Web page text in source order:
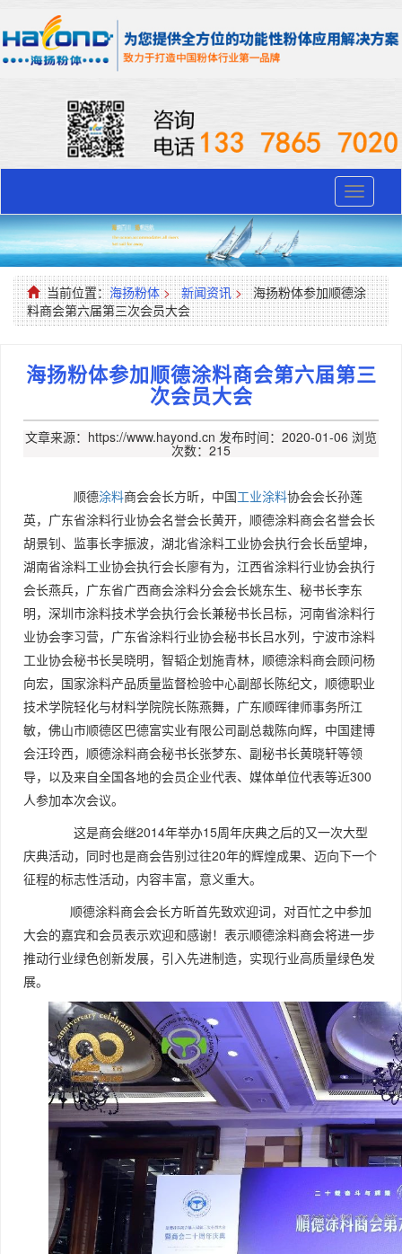
Toggle
当前位置：海扬粉体 > 新闻资讯 > 海扬粉体参加顺德涂
料商会第六届第三次会员大会
海扬粉体参加顺德涂料商会第六届第三
次会员大会
文章来源：https://www.hayond.cn 发布时间：2020-01-06 浏览
次数：215
顺德涂料商会会长方昕，中国工业涂料协会会长孙莲
英，广东省涂料行业协会名誉会长黄开，顺德涂料商会名誉会长
胡景钊、监事长李振波，湖北省涂料工业协会执行会长岳望坤，
湖南省涂料工业协会执行会长廖有为，江西省涂料行业协会执行
会长燕兵，广东省广西商会涂料分会会长姚东生、秘书长李东
明，深圳市涂料技术学会执行会长兼秘书长吕标，河南省涂料行
业协会李习营，广东省涂料行业协会秘书长吕水列，宁波市涂料
工业协会秘书长吴晓明，智韬企划施青林，顺德涂料商会顾问杨
向宏，国家涂料产品质量监督检验中心副部长陈纪文，顺德职业
技术学院轻化与材料学院院长陈燕舞，广东顺晖律师事务所江
敏，佛山市顺德区巴德富实业有限公司副总裁陈向辉，中国建博
会汪玲西，顺德涂料商会秘书长张梦东、副秘书长黄晓轩等领
导，以及来自全国各地的会员企业代表、媒体单位代表等近300
人参加本次会议。
这是商会继2014年举办15周年庆典之后的又一次大型
庆典活动，同时也是商会告别过往20年的辉煌成果、迈向下一个
征程的标志性活动，内容丰富，意义重大。
顺德涂料商会会长方昕首先致欢迎词，对百忙之中参加
大会的嘉宾和会员表示欢迎和感谢！表示顺德涂料商会将进一步
推动行业绿色创新发展，引入先进制造，实现行业高质量绿色发
展。